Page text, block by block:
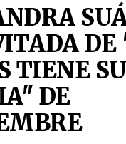
DE
TIENE SU
DE